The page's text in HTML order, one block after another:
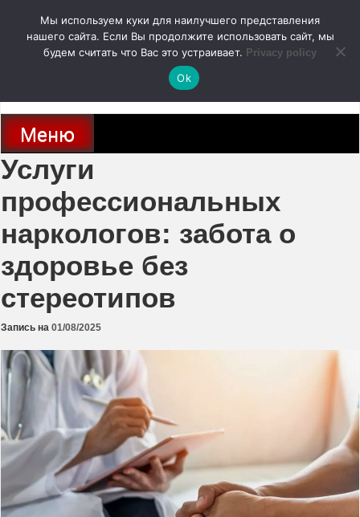
содержимому
autodoc24.ru
Новости про современные автомобили и не только, новинки зарубежного
и отечественного автопрома
Меню
Услуги
профессиональных
наркологов: забота о
здоровье без
стереотипов
Запись на 01/08/2025
Мы используем куки для наилучшего представления
нашего сайта. Если Вы продолжите использовать сайт, мы
будем считать что Вас это устраивает. Privacy policy
Ok